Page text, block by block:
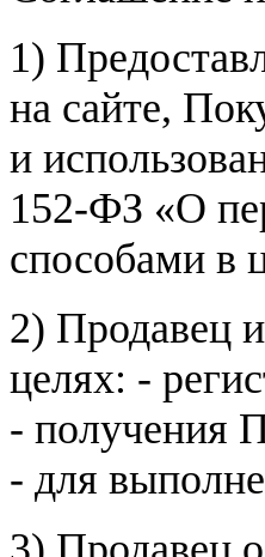
1)
на сайте,
и
152-ФЗ «О
способами в
2) Продавец
целях: -
- получения
- для